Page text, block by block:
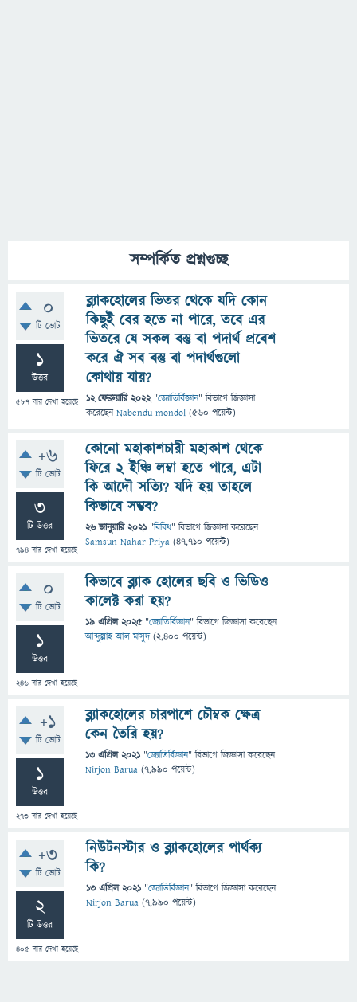
সম্পর্কিত প্রশ্নগুচ্ছ
0
টি ভোট
1
উত্তর
587 বার দেখা হয়েছে
ব্ল্যাকহোলের ভিতর থেকে যদি কোন
কিছুই বের হতে না পারে, তবে এর
ভিতরে যে সকল বস্তু বা পদার্থ প্রবেশ
করে ঐ সব বস্তু বা পদার্থগুলো
কোথায় যায়?
12 ফেব্রুয়ারি 2022 "জ্যোতির্বিজ্ঞান" বিভাগে জিজ্ঞাসা
করেছেনNabendu mondol (560 পয়েন্ট)
+6
টি ভোট
3
টি উত্তর
794 বার দেখা হয়েছে
কোনো মহাকাশচারী মহাকাশ থেকে
ফিরে ২ ইঞ্চি লম্বা হতে পারে, এটা
কি আদৌ সত্যি? যদি হয় তাহলে
কিভাবে সম্ভব?
26 জানুয়ারি 2021 "বিবিধ" বিভাগে জিজ্ঞাসাকরেছেন
Samsun Nahar Priya (47,710 পয়েন্ট)
0
টি ভোট
1
উত্তর
246 বার দেখা হয়েছে
কিভাবে ব্ল্যাক হোলের ছবি ও ভিডিও
কালেক্ট করা হয়?
19 এপ্রিল 2025 "জ্যোতির্বিজ্ঞান" বিভাগে জিজ্ঞাসাকরেছেন
আব্দুল্লাহ আল মাসুদ (2,400 পয়েন্ট)
+1
টি ভোট
1
উত্তর
273 বার দেখা হয়েছে
ব্ল্যাকহোলের চারপাশে চৌম্বক ক্ষেত্র
কেন তৈরি হয়?
13 এপ্রিল 2021 "জ্যোতির্বিজ্ঞান" বিভাগে জিজ্ঞাসাকরেছেন
Nirjon Barua (7,990 পয়েন্ট)
+3
টি ভোট
2
টি উত্তর
405 বার দেখা হয়েছে
নিউটনস্টার ও ব্ল্যাকহোলের পার্থক্য
কি?
13 এপ্রিল 2021 "জ্যোতির্বিজ্ঞান" বিভাগে জিজ্ঞাসাকরেছেন
Nirjon Barua (7,990 পয়েন্ট)